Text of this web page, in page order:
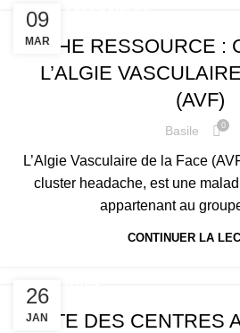
09
MAR
FICHES RESSOURCES
FICHE RESSOURCE :
L’ALGIE
(AVF)
Basile 0
L’Algie Vasculaire de la Face
cluster headache, est une
appartenant au
CONTINUER LA
26
JAN
LISTE DES CENTRES